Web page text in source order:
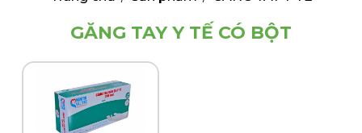
GĂNG TAY Y TẾ CÓ BỘT